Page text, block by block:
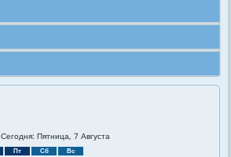
Сегодня: Пятница, 7 Августа
Пт Сб Вс